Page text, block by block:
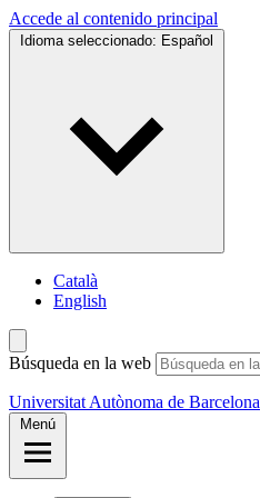
Accede al contenido principal
Idioma seleccionado: Español
Català
English
Búsqueda en la web
Universitat Autònoma de Barcelona
Menú